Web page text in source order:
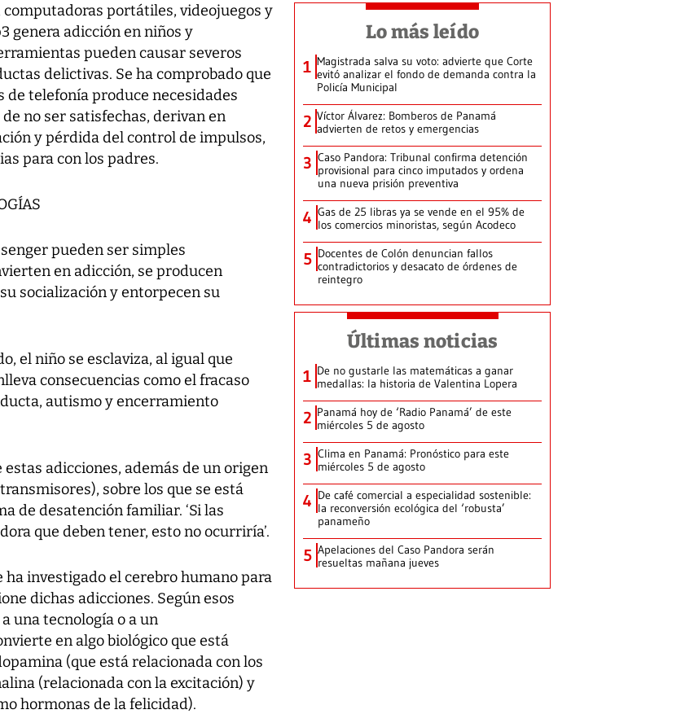
computadoras portátiles, videojuegos y
genera adicción en niños y
pueden causar severos
delictivas. Se ha comprobado que
de telefonía produce necesidades
no ser satisfechas, derivan en
y pérdida del control de impulsos,
para con los padres.
pueden ser simples
en adicción, se producen
socialización y entorpecen su
el niño se esclaviza, al igual que
consecuencias como el fracaso
autismo y encerramiento
adicciones, además de un origen
sobre los que se está
de desatención familiar. ‘Si las
que deben tener, esto no ocurriría’.
investigado el cerebro humano para
dichas adicciones. Según esos
una tecnología o a un
en algo biológico que está
(que está relacionada con los
(relacionada con la excitación) y
hormonas de la felicidad).
Lo más leído
1 Magistrada salva su voto: advierte que Corte
evitó analizar el fondo de demanda contra la
Policía Municipal
2 Víctor Álvarez: Bomberos de Panamá
advierten de retos y emergencias
3 Caso Pandora: Tribunal confirma detención
provisional para cinco imputados y ordena
una nueva prisión preventiva
4 Gas de 25 libras ya se vende en el 95% de
los comercios minoristas, según Acodeco
5 Docentes de Colón denuncian fallos
contradictorios y desacato de órdenes de
reintegro
Últimas noticias
1 De no gustarle las matemáticas a ganar
medallas: la historia de Valentina Lopera
2 Panamá hoy de ‘Radio Panamá’ de este
miércoles 5 de agosto
3 Clima en Panamá: Pronóstico para este
miércoles 5 de agosto
4 De café comercial a especialidad sostenible:
la reconversión ecológica del ‘robusta’
panameño
5 Apelaciones del Caso Pandora serán
resueltas mañana jueves